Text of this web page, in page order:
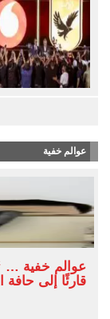
عوالم خفية
عوالم خفية …
قارئًا إلى حافة